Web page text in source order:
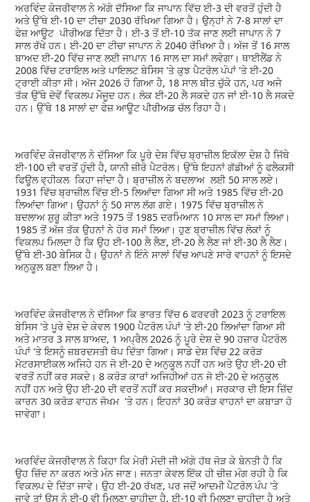
ਅਰਵਿੰਦ ਕੇਜਰੀਵਾਲ ਨੇ ਅੱਗੇ ਦੱਸਿਆ ਕਿ ਜਾਪਾਨ ਵਿੱਚ ਈ-3 ਦੀ ਵਰਤੋਂ ਹੁੰਦੀ ਹੈ
ਅਤੇ ਉੱਥੇ ਈ-10 ਦਾ ਟੀਚਾ 2030 ਰੱਖਿਆ ਗਿਆ ਹੈ। ਉਨ੍ਹਾਂ ਨੇ 7-8 ਸਾਲਾਂ ਦਾ
ਫੇਜ਼ ਆਊਟ ਪੀਰੀਅਡ ਦਿੱਤਾ ਹੈ। ਈ-3 ਤੋਂ ਈ-10 ਤੱਕ ਜਾਣ ਲਈ ਜਾਪਾਨ ਨੇ 7
ਸਾਲ ਰੱਖੇ ਹਨ। ਈ-20 ਦਾ ਟੀਚਾ ਜਾਪਾਨ ਨੇ 2040 ਰੱਖਿਆ ਹੈ। ਅੱਜ ਤੋਂ 16 ਸਾਲ
ਬਾਅਦ ਈ-20 ਵਿੱਚ ਜਾਣ ਲਈ ਜਾਪਾਨ 16 ਸਾਲ ਦਾ ਸਮਾਂ ਲਵੇਗਾ। ਥਾਈਲੈਂਡ ਨੇ
2008 ਵਿੱਚ ਟਰਾਇਲ ਅਤੇ ਪਾਇਲਟ ਬੇਸਿਸ 'ਤੇ ਕੁਝ ਪੈਟਰੋਲ ਪੰਪਾਂ 'ਤੇ ਈ-20
ਟ੍ਰਾਈ ਕੀਤਾ ਸੀ। ਅੱਜ 2026 ਹੋ ਗਿਆ ਹੈ, 18 ਸਾਲ ਬੀਤ ਚੁੱਕੇ ਹਨ, ਪਰ ਅਜੇ
ਤੱਕ ਉੱਥੇ ਦੋਵੇਂ ਵਿਕਲਪ ਮੌਜੂਦ ਹਨ। ਲੋਕ ਈ-20 ਲੈ ਸਕਦੇ ਹਨ ਜਾਂ ਈ-10 ਲੈ ਸਕਦੇ
ਹਨ। ਉੱਥੇ 18 ਸਾਲਾਂ ਦਾ ਫੇਜ਼ ਆਊਟ ਪੀਰੀਅਡ ਚੱਲ ਰਿਹਾ ਹੈ।
ਅਰਵਿੰਦ ਕੇਜਰੀਵਾਲ ਨੇ ਦੱਸਿਆ ਕਿ ਪੂਰੇ ਦੇਸ਼ ਵਿੱਚ ਬ੍ਰਾਜ਼ੀਲ ਇਕੱਲਾ ਦੇਸ਼ ਹੈ ਜਿੱਥੇ
ਈ-100 ਦੀ ਵਰਤੋਂ ਹੁੰਦੀ ਹੈ, ਯਾਨੀ ਜ਼ੀਰੋ ਪੈਟਰੋਲ। ਉੱਥੇ ਇਹਨਾਂ ਗੱਡੀਆਂ ਨੂੰ ਫਲੈਕਸੀ
ਫਿਊਲ ਵ੍ਹੀਕਲ ਕਿਹਾ ਜਾਂਦਾ ਹੈ। ਬ੍ਰਾਜ਼ੀਲ ਨੇ ਬਦਲਾਅ ਲਈ 50 ਸਾਲ ਲਏ।
1931 ਵਿੱਚ ਬ੍ਰਾਜ਼ੀਲ ਵਿੱਚ ਈ-5 ਲਿਆਂਦਾ ਗਿਆ ਸੀ ਅਤੇ 1985 ਵਿੱਚ ਈ-20
ਲਿਆਂਦਾ ਗਿਆ। ਉਹਨਾਂ ਨੂੰ 50 ਸਾਲ ਲੱਗ ਗਏ। 1975 ਵਿੱਚ ਬ੍ਰਾਜ਼ੀਲ ਨੇ
ਬਦਲਾਅ ਸ਼ੁਰੂ ਕੀਤਾ ਅਤੇ 1975 ਤੋਂ 1985 ਦਰਮਿਆਨ 10 ਸਾਲ ਦਾ ਸਮਾਂ ਲਿਆ।
1985 ਤੋਂ ਅੱਜ ਤੱਕ ਉਹਨਾਂ ਨੇ ਹੋਰ ਸਮਾਂ ਲਿਆ। ਹੁਣ ਬ੍ਰਾਜ਼ੀਲ ਵਿੱਚ ਲੋਕਾਂ ਨੂੰ
ਵਿਕਲਪ ਮਿਲਦਾ ਹੈ ਕਿ ਉਹ ਈ-100 ਲੈ ਲੈਣ, ਈ-20 ਲੈ ਲੈਣ ਜਾਂ ਈ-30 ਲੈ ਲੈਣ।
ਉੱਥੇ ਈ-30 ਬੇਸਿਕ ਹੈ। ਉਹਨਾਂ ਨੇ ਇੰਨੇ ਸਾਲਾਂ ਵਿੱਚ ਆਪਣੇ ਸਾਰੇ ਵਾਹਨਾਂ ਨੂੰ ਇਸਦੇ
ਅਨੁਕੂਲ ਬਣਾ ਲਿਆ ਹੈ।
ਅਰਵਿੰਦ ਕੇਜਰੀਵਾਲ ਨੇ ਦੱਸਿਆ ਕਿ ਭਾਰਤ ਵਿੱਚ 6 ਫਰਵਰੀ 2023 ਨੂੰ ਟਰਾਇਲ
ਬੇਸਿਸ 'ਤੇ ਪੂਰੇ ਦੇਸ਼ ਦੇ ਕੇਵਲ 1900 ਪੈਟਰੋਲ ਪੰਪਾਂ 'ਤੇ ਈ-20 ਲਿਆਂਦਾ ਗਿਆ ਸੀ
ਅਤੇ ਮਾਤਰ 3 ਸਾਲ ਬਾਅਦ, 1 ਅਪ੍ਰੈਲ 2026 ਨੂੰ ਪੂਰੇ ਦੇਸ਼ ਦੇ 90 ਹਜ਼ਾਰ ਪੈਟਰੋਲ
ਪੰਪਾਂ 'ਤੇ ਇਸਨੂੰ ਜ਼ਬਰਦਸਤੀ ਥੋਪ ਦਿੱਤਾ ਗਿਆ। ਸਾਡੇ ਦੇਸ਼ ਵਿੱਚ 22 ਕਰੋੜ
ਮੋਟਰਸਾਈਕਲ ਅਜਿਹੇ ਹਨ ਜੋ ਈ-20 ਦੇ ਅਨੁਕੂਲ ਨਹੀਂ ਹਨ ਅਤੇ ਉਹ ਈ-20 ਦੀ
ਵਰਤੋਂ ਨਹੀਂ ਕਰ ਸਕਦੇ। 8 ਕਰੋੜ ਕਾਰਾਂ ਅਜਿਹੀਆਂ ਹਨ ਜੋ ਈ-20 ਦੇ ਅਨੁਕੂਲ
ਨਹੀਂ ਹਨ ਅਤੇ ਉਹ ਈ-20 ਦੀ ਵਰਤੋਂ ਨਹੀਂ ਕਰ ਸਕਦੀਆਂ। ਸਰਕਾਰ ਦੀ ਇਸ ਜ਼ਿੱਦ
ਕਾਰਨ 30 ਕਰੋੜ ਵਾਹਨ ਜੋਖਮ 'ਤੇ ਹਨ। ਇਹਨਾਂ 30 ਕਰੋੜ ਵਾਹਨਾਂ ਦਾ ਕਬਾੜਾ ਹੋ
ਜਾਵੇਗਾ।
ਅਰਵਿੰਦ ਕੇਜਰੀਵਾਲ ਨੇ ਕਿਹਾ ਕਿ ਮੇਰੀ ਮੋਦੀ ਜੀ ਅੱਗੇ ਹੱਥ ਜੋੜ ਕੇ ਬੇਨਤੀ ਹੈ ਕਿ
ਉਹ ਜ਼ਿੱਦ ਨਾ ਕਰਨ ਅਤੇ ਮੰਨ ਜਾਣ। ਜਨਤਾ ਕੇਵਲ ਇੱਕ ਹੀ ਚੀਜ਼ ਮੰਗ ਰਹੀ ਹੈ ਕਿ
ਵਿਕਲਪ ਦੇ ਦਿੱਤਾ ਜਾਵੇ। ਉਹ ਈ-20 ਰੱਖਣ, ਪਰ ਜਦੋਂ ਆਦਮੀ ਪੈਟਰੋਲ ਪੰਪ 'ਤੇ
ਜਾਵੇ ਤਾਂ ਉਸ ਨੂੰ ਈ-0 ਵੀ ਮਿਲਣਾ ਚਾਹੀਦਾ ਹੈ, ਈ-10 ਵੀ ਮਿਲਣਾ ਚਾਹੀਦਾ ਹੈ ਅਤੇ